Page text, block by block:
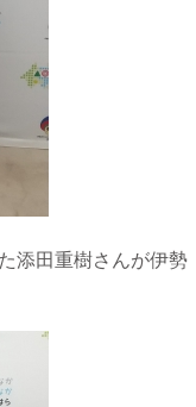
添田重樹さんが伊勢